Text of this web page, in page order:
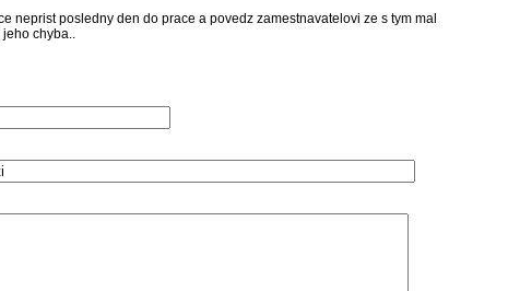
neprist posledny den do prace a povedz zamestnavatelovi ze s tym mal
jeho chyba..